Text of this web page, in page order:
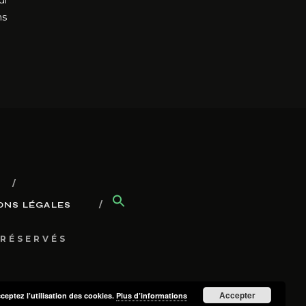
LÉGALES
l’utilisation des cookies. Plus d’informations Accepter